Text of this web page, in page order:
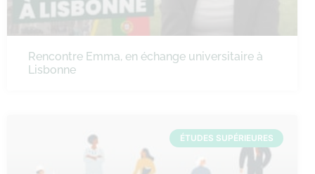
Rencontre Emma, en échange universitaire à
Lisbonne
ÉTUDES SUPÉRIEURES